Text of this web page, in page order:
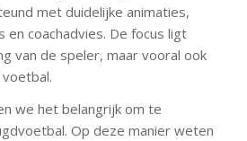
met duidelijke animaties,
en coachadvies. De focus ligt
van de speler, maar vooral ook
we het belangrijk om te
Op deze manier weten